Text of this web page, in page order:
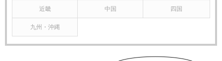
近畿 中国 四国
九州・沖縄